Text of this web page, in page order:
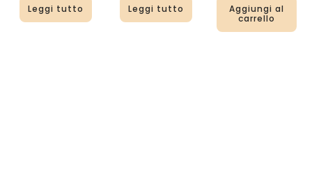
Leggi tutto Leggi tutto
Aggiungi al
carrello